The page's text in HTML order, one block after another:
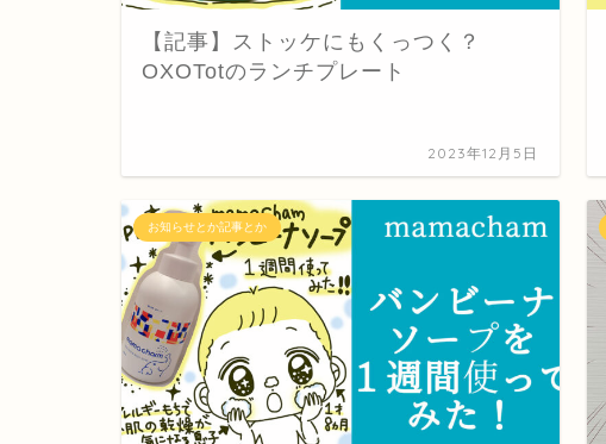
【記事】ストッケにもくっつく？
OXOTotのランチプレート
2023年12月5日
お知らせとか記事とか